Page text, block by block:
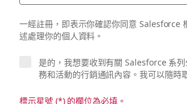
一經註冊，即表示你確認你同意 Salesforce
述處理你的個人資料。
是的，我想要收到有關 Salesforce 系
務和活動的行銷通訊內容。我可以隨時
標示星號 (*) 的欄位為必填。